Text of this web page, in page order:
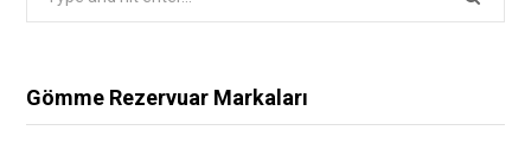
Gömme Rezervuar Markaları